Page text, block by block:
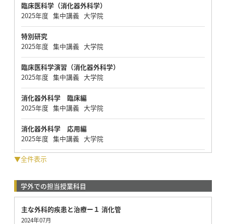
臨床医科学（消化器外科学）
2025年度 集中講義 大学院
特別研究
2025年度 集中講義 大学院
臨床医科学演習（消化器外科学）
2025年度 集中講義 大学院
消化器外科学 臨床編
2025年度 集中講義 大学院
消化器外科学 応用編
2025年度 集中講義 大学院
▼全件表示
学外での担当授業科目
主な外科的疾患と治療ー１ 消化管
2024年07月